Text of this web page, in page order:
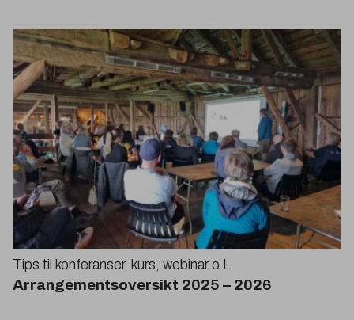
Tips til konferanser, kurs, webinar o.l.
Arrangementsoversikt 2025 – 2026